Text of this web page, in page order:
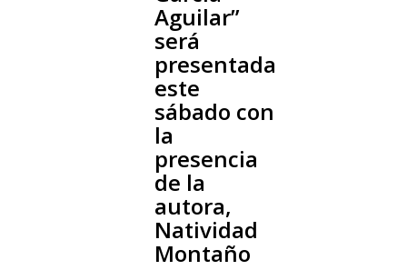
Aguilar”
será
presentada
este
sábado con
la
presencia
de la
autora,
Natividad
Montaño